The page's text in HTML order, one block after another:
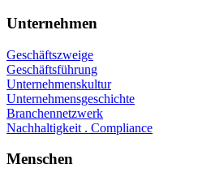
Unternehmen
Geschäftszweige
Geschäftsführung
Unternehmenskultur
Unternehmensgeschichte
Branchennetzwerk
Nachhaltigkeit . Compliance
Menschen